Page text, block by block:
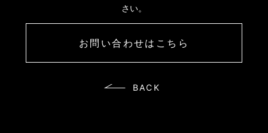
さい。
お問い合わせはこちら
BACK